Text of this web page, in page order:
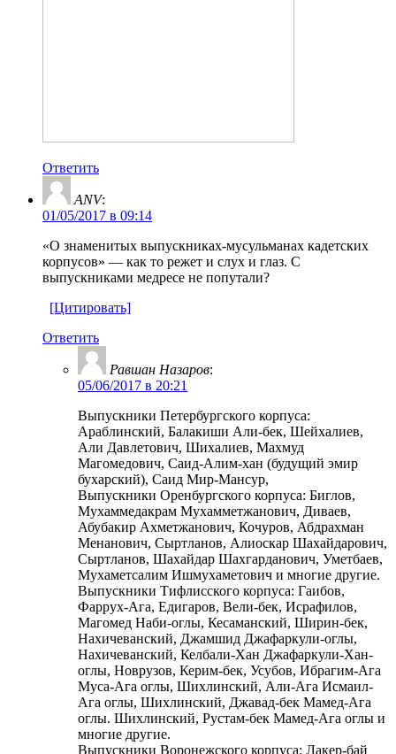
Ответить
ANV:
01/05/2017 в 09:14
«О знаменитых выпускниках-мусульманах кадетских
корпусов» — как то режет и слух и глаз. С
выпускниками медресе не попутали?
[Цитировать]
Ответить
Равшан Назаров:
05/06/2017 в 20:21
Выпускники Петербургского корпуса:
Араблинский, Балакиши Али-бек, Шейхалиев,
Али Давлетович, Шихалиев, Махмуд
Магомедович, Саид-Алим-хан (будущий эмир
бухарский), Саид Мир-Мансур,
Выпускники Оренбургского корпуса: Биглов,
Мухаммедакрам Мухамметжанович, Диваев,
Абубакир Ахметжанович, Кочуров, Абдрахман
Менанович, Сыртланов, Алиоскар Шахайдарович,
Сыртланов, Шахайдар Шахгарданович, Уметбаев,
Мухаметсалим Ишмухаметович и многие другие.
Выпускники Тифлисского корпуса: Гаибов,
Фаррух-Ага, Едигаров, Вели-бек, Исрафилов,
Магомед Наби-оглы, Кесаманский, Ширин-бек,
Нахичеванский, Джамшид Джафаркули-оглы,
Нахичеванский, Келбали-Хан Джафаркули-Хан-
оглы, Новрузов, Керим-бек, Усубов, Ибрагим-Ага
Муса-Ага оглы, Шихлинский, Али-Ага Исмаил-
Ага оглы, Шихлинский, Джавад-бек Мамед-Ага
оглы. Шихлинский, Рустам-бек Мамед-Ага оглы и
многие другие.
Выпускники Воронежского корпуса: Лакер-бай